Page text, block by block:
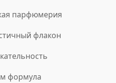
парфюмерия
флакон
формула